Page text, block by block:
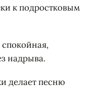
к подростковым
надрыва.
делает песню